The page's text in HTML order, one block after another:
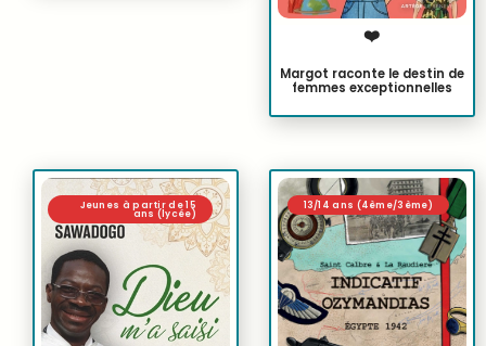
❤️
Margot raconte le destin de
femmes exceptionnelles
Jeunes à partir de 15
ans (lycée)
13/14 ans (4ème/3ème)